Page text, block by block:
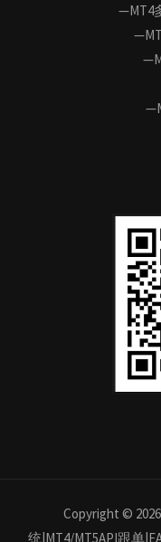
—MT4
Copyright ©
统|MT4/MT5API跟单